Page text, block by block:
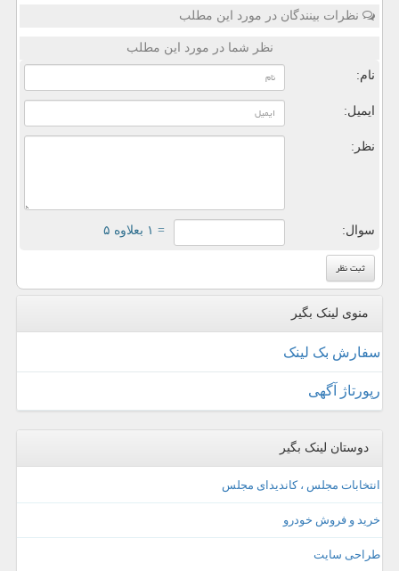
نظرات بینندگان در مورد این مطلب
نظر شما در مورد این مطلب
نام:
ایمیل:
نظر:
سوال: = ۱ بعلاوه ۵
منوی لینک بگیر
سفارش بک لینک
رپورتاژ آگهی
دوستان لینک بگیر
انتخابات مجلس ، کاندیدای مجلس
خرید و فروش خودرو
طراحی سایت